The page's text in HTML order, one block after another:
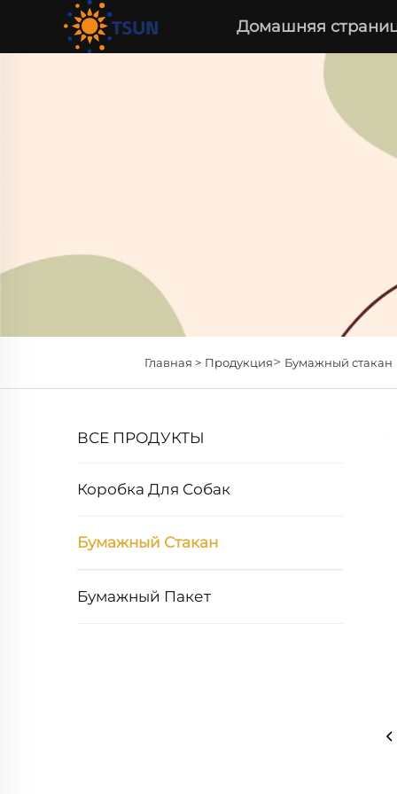
Домашняя
Главная > Продукция> Бумажный стакан
ВСЕ ПРОДУКТЫ
Коробка Для Собак
Бумажный Стакан
Бумажный Пакет